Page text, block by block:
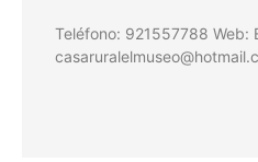
Teléfono: 921557788 Web: